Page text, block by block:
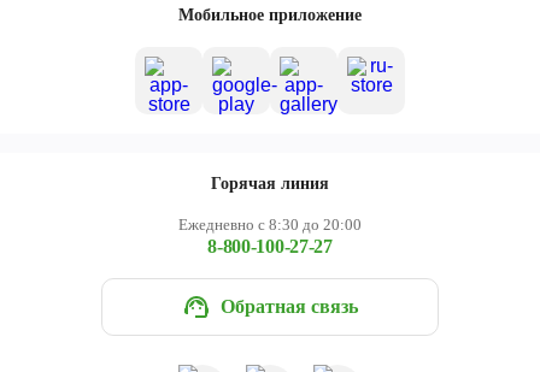
Мобильное приложение
Горячая линия
Ежедневно с 8:30 до 20:00
8-800-100-27-27
Обратная связь